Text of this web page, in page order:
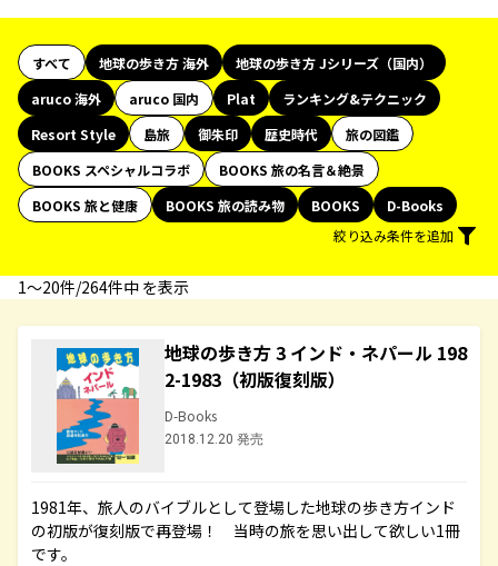
すべて 地球の歩き方 海外
地球の歩き方 Jシリーズ（国内）
aruco 海外
aruco 国内 Plat
ランキング&テクニック
Resort Style
島旅 御朱印 歴史時代
旅の図鑑
BOOKS スペシャルコラボ
BOOKS 旅の名言＆絶景
BOOKS 旅と健康
BOOKS 旅の読み物 BOOKS
D-Books
絞り込み条件を追加
1〜20件/264件中 を表示
地球の歩き方 3 インド・ネパール 198
2-1983（初版復刻版）
D-Books
2018.12.20 発売
1981年、旅人のバイブルとして登場した地球の歩き方インド
の初版が復刻版で再登場！ 当時の旅を思い出して欲しい1冊
です。